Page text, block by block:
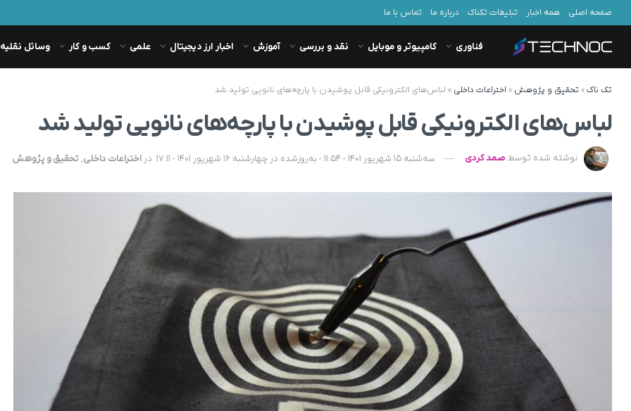
صفحه اصلی همه اخبار تبلیغات تکناک درباره ما تماس با ما
فناوری کامپیوتر و موبایل نقد و بررسی آموزش اخبار ارز دیجیتال علمی کسب و کار وسائل نقلیه
تک ناک» تحقیق و پژوهش » اختراعات داخلی » لباس‌های الکترونیکی قابل پوشیدن با پارچه‌های نانویی تولید شد
لباس‌های الکترونیکی قابل پوشیدن با پارچه‌های نانویی تولید شد
نوشته شده توسط صمد کردی سه‌شنبه 15 شهریور 1401 - 11:54 - به‌روزشده در چهارشنبه 16 شهریور 1401 - 17:11 در اختراعات داخلی, تحقیق و پژوهش